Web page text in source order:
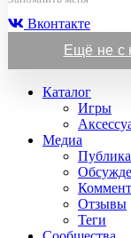
Вконтакте
Ещё не с
Каталог
Игры
Медиа
Отзывы
Теги